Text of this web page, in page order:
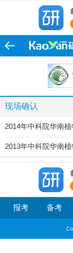
现场确认
2014年中科院华南
2013年中科院华南
报考 备考